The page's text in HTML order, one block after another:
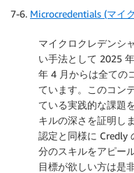
7-6. Microcredentials (マイ
マイクロクレデンシ
い手法として 2025
年 4 月からは全ての
ています。このコン
ている実践的な課題
キルの深さを証明し
認定と同様に Credly
分のスキルをアピー
目標が欲しい方は是